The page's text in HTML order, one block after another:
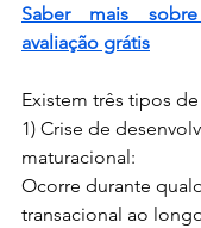
Saber mais
avaliação grátis
Existem três tipos de
1) Crise de
maturacional:
Ocorre durante
transacional ao